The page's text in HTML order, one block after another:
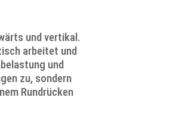
und vertikal.
arbeitet und
und
zu, sondern
Rundrücken